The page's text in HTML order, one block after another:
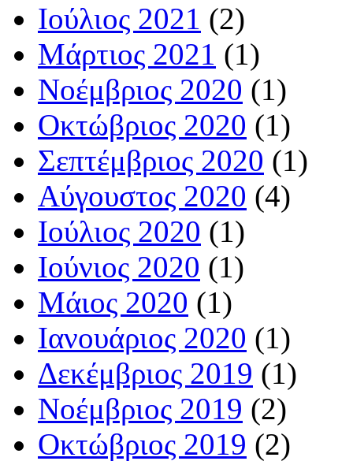
Ιούλιος 2021 (2)
Μάρτιος 2021 (1)
Νοέμβριος 2020 (1)
Οκτώβριος 2020 (1)
Σεπτέμβριος 2020 (1)
Αύγουστος 2020 (4)
Ιούλιος 2020 (1)
Ιούνιος 2020 (1)
Μάιος 2020 (1)
Ιανουάριος 2020 (1)
Δεκέμβριος 2019 (1)
Νοέμβριος 2019 (2)
Οκτώβριος 2019 (2)